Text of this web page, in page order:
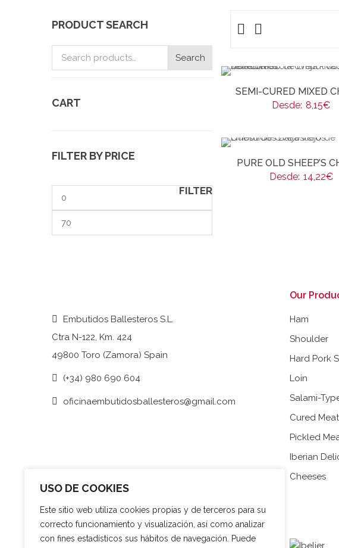
USO DE COOKIES
Este sitio web utiliza cookies propias y de terceros para su
correcto funcionamiento y visualización, así como analizar
con fines estadísticos sus hábitos de navegación. Puede
PRODUCT SEARCH
Search
CART
FILTER BY PRICE
price
FILTER
SEMI-CURED MIXED
Desde: 8,15€
PURE OLD SHEEP’S
Desde: 14,22€
Embutidos Ballesteros S.L.
Ctra N-122, Km. 424
49800 Toro (Zamora) Spain
(+34) 980 690 604
oficinaembutidosballesteros@gmail.com
Our
Ham
Shoulder
Hard Pork
Loin
Salami-
Cured Meat
Pickled
Iberian
Cheeses